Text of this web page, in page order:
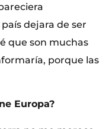
dejara de ser
que son muchas
porque las
Europa?